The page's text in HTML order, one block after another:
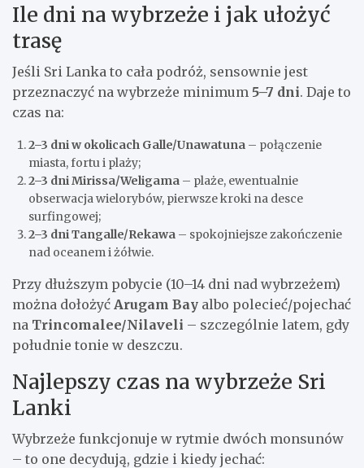
Ile dni na wybrzeże i jak ułożyć
trasę
Jeśli Sri Lanka to cała podróż, sensownie jest
przeznaczyć na wybrzeże minimum 5–7 dni. Daje to
czas na:
2–3 dni w okolicach Galle/Unawatuna – połączenie
miasta, fortu i plaży;
2–3 dni Mirissa/Weligama – plaże, ewentualnie
obserwacja wielorybów, pierwsze kroki na desce
surfingowej;
2–3 dni Tangalle/Rekawa – spokojniejsze zakończenie
nad oceanem i żółwie.
Przy dłuższym pobycie (10–14 dni nad wybrzeżem)
można dołożyć Arugam Bay albo polecieć/pojechać
na Trincomalee/Nilaveli – szczególnie latem, gdy
południe tonie w deszczu.
Najlepszy czas na wybrzeże Sri
Lanki
Wybrzeże funkcjonuje w rytmie dwóch monsunów
– to one decydują, gdzie i kiedy jechać: